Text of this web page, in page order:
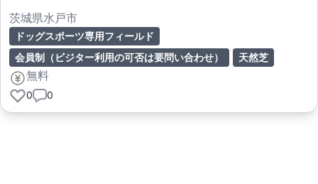
茨城県水戸市
ドッグスポーツ専用フィールド
会員制（ビジター利用の可否は要問い合わせ）
天然芝
無料
0 0